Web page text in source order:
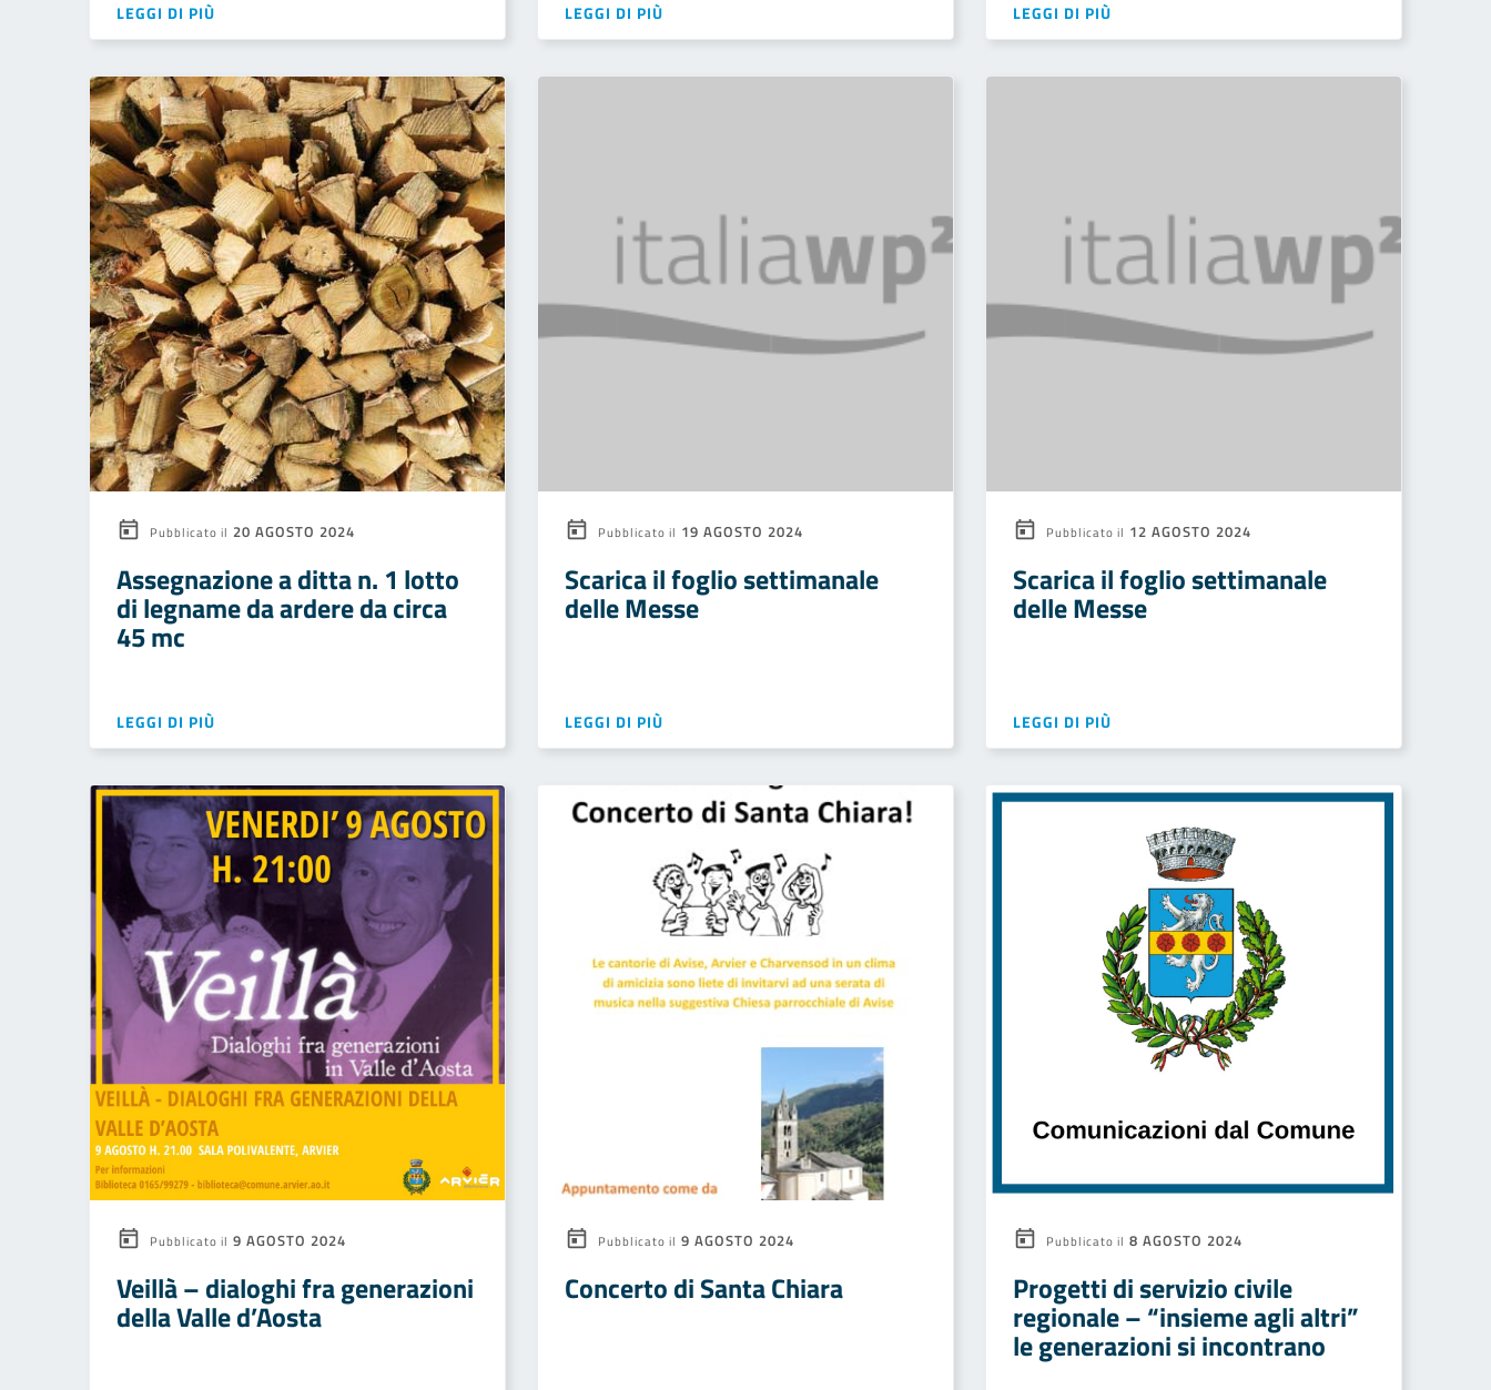
LEGGI DI PIÙ LEGGI DI PIÙ LEGGI DI PIÙ
Pubblicato il 20 AGOSTO 2024
Assegnazione a ditta n. 1 lotto
di legname da ardere da circa
45 mc
LEGGI DI PIÙ
Pubblicato il 19 AGOSTO 2024
Scarica il foglio settimanale
delle Messe
LEGGI DI PIÙ
Pubblicato il 12 AGOSTO 2024
Scarica il foglio settimanale
delle Messe
LEGGI DI PIÙ
Pubblicato il 9 AGOSTO 2024
Veillà – dialoghi fra generazioni
della Valle d’Aosta
Pubblicato il 9 AGOSTO 2024
Concerto di Santa Chiara
Pubblicato il 8 AGOSTO 2024
Progetti di servizio civile
regionale – “insieme agli altri”
le generazioni si incontrano